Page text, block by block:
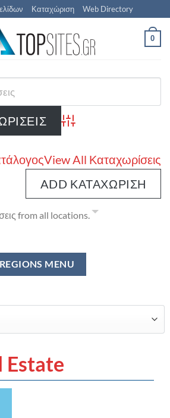
Καταχώριση Web Directory
0
Advanced Search
View All Καταχωρίσεις
ADD ΚΑΤΑΧΏΡΙΣΗ
from all locations.
Estate